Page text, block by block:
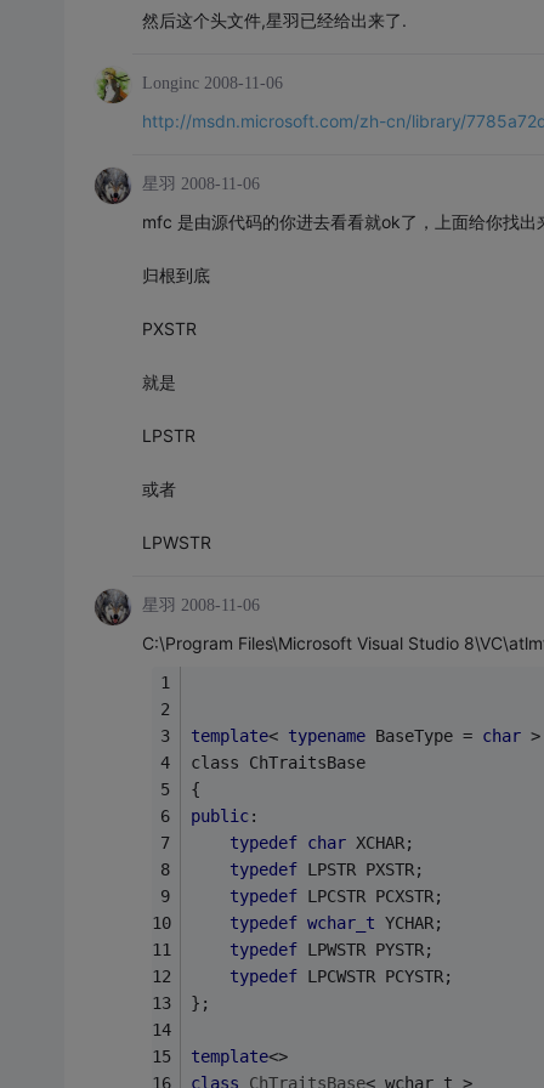
然后这个头文件,星羽已经给出来了.
Longinc 2008-11-06
http://msdn.microsoft.com/zh-cn/library/
星羽 2008-11-06
mfc 是由源代码的你进去看看就ok了，上面给你找出
归根到底
PXSTR
就是
LPSTR
或者
LPWSTR
星羽 2008-11-06
C:\Program Files\Microsoft Visual Studio
template< typename BaseType = char >
class ChTraitsBase
{
public:
typedef char XCHAR;
typedef LPSTR PXSTR;
typedef LPCSTR PCXSTR;
typedef wchar_t YCHAR;
typedef LPWSTR PYSTR;
typedef LPCWSTR PCYSTR;
};
template<>
class
ChTraitsBase< wchar_t >